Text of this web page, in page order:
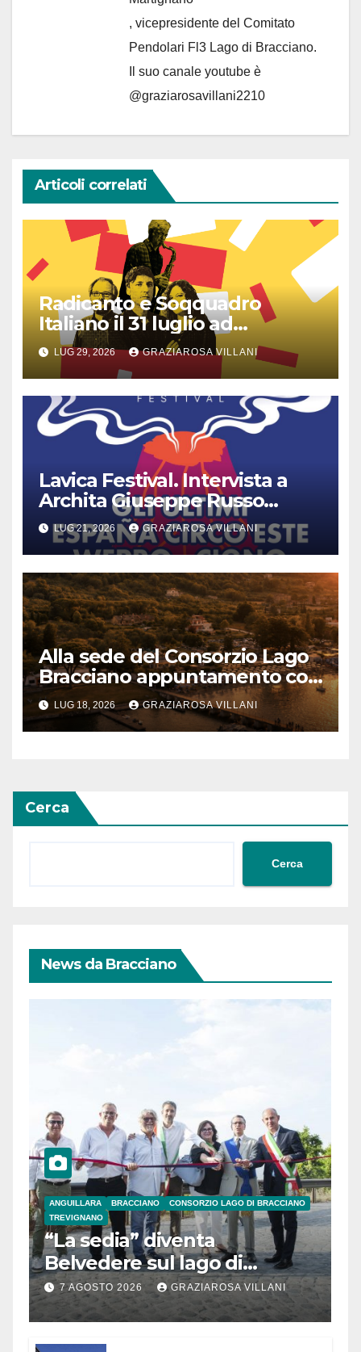
, vicepresidente del Comitato
Pendolari Fl3 Lago di Bracciano.
Il suo canale youtube è
@graziarosavillani2210
Articoli correlati
Radicanto e Soqquadro
Italiano il 31 luglio ad
Anguillara
LUG 29, 2026 GRAZIAROSA VILLANI
Lavica Festival. Intervista a
Archita Giuseppe Russo
dell’Associazione Aurora
LUG 21, 2026 GRAZIAROSA VILLANI
Alla sede del Consorzio Lago
Bracciano appuntamento col
Bel Canto: domenica 19 luglio
2026 alle 19 concerto lirico ad
ingresso libero
LUG 18, 2026 GRAZIAROSA VILLANI
Cerca
Cerca
News da Bracciano
ANGUILLARA BRACCIANO
CONSORZIO LAGO DI BRACCIANO
TREVIGNANO
“La sedia” diventa
Belvedere sul lago di
Bracciano: ieri
l’inaugurazione
7 AGOSTO 2026 GRAZIAROSA VILLANI